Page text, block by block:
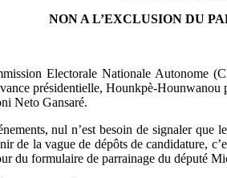
NON A L’EXCLUSION DU
Electorale Nationale
présidentielle, Hounkpè-
Neto Gansaré.
nul n’est besoin de signaler
de la vague de dépôts de candidature,
du formulaire de parrainage du député